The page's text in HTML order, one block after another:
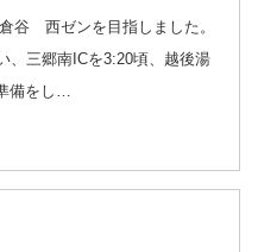
谷 西ゼンを目指しました。
、三郷南ICを3:20頃、越後湯
備をし…